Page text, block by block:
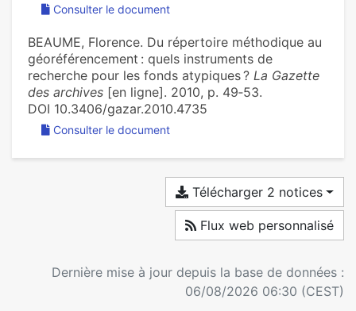
Consulter le document
BEAUME, Florence. Du répertoire méthodique au
géoréférencement : quels instruments de
recherche pour les fonds atypiques ? La Gazette
des archives [en ligne]. 2010, p. 49‑53.
DOI 10.3406/gazar.2010.4735
Consulter le document
Télécharger 2 notices
Flux web personnalisé
Dernière mise à jour depuis la base de données :
06/08/2026 06:30 (CEST)